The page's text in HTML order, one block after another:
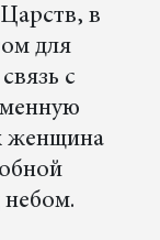
в
для
с
женщина